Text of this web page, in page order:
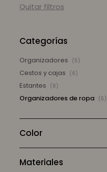
Quitar filtros
Categorías
Organizadores (5)
Cestos y cajas (6)
Estantes (8)
Organizadores de ropa (5)
Color
Materiales